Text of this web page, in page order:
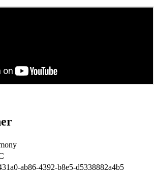
ab86-4392-b8e5-d5338882a4b5